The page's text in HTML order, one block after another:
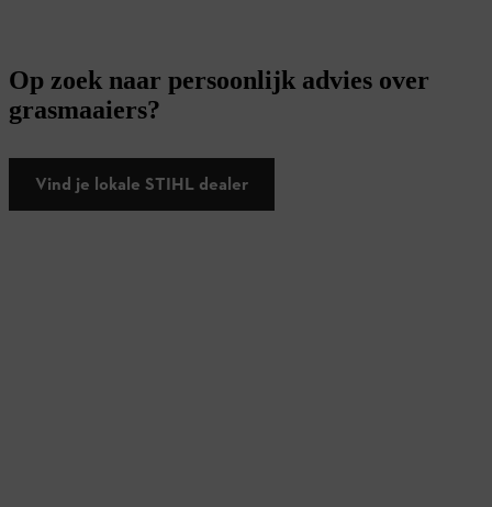
Op zoek naar persoonlijk advies over
grasmaaiers?
Vind je lokale STIHL dealer